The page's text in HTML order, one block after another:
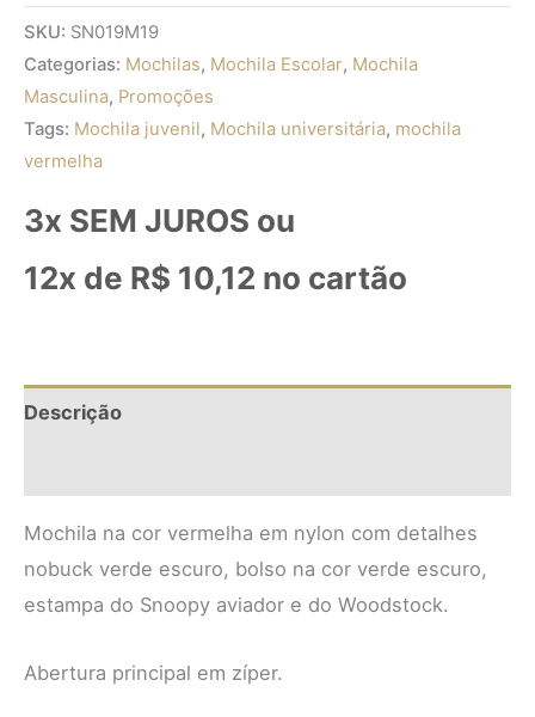
SKU: SN019M19
Categorias: Mochilas, Mochila Escolar, Mochila
Masculina, Promoções
Tags: Mochila juvenil, Mochila universitária, mochila
vermelha
3x SEM JUROS ou
12x de R$ 10,12 no cartão
Descrição
Mochila na cor vermelha em nylon com detalhes
nobuck verde escuro, bolso na cor verde escuro,
estampa do Snoopy aviador e do Woodstock.
Abertura principal em zíper.